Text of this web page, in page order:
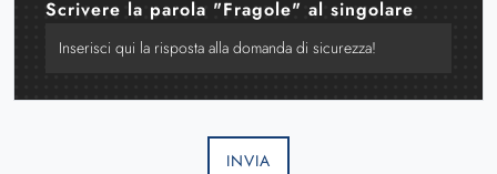
Scrivere la parola "Fragole" al singolare
INVIA